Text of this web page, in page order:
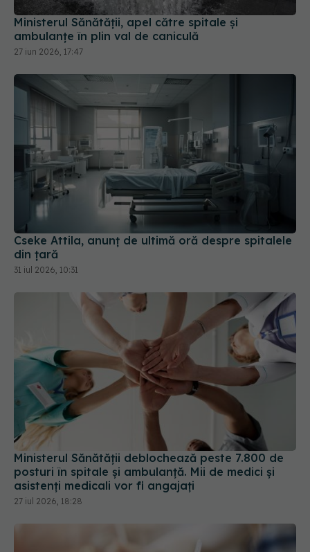
Ministerul Sănătății, apel către spitale și
ambulanțe în plin val de caniculă
27 iun 2026, 17:47
Cseke Attila, anunț de ultimă oră despre spitalele
din țară
31 iul 2026, 10:31
Ministerul Sănătății deblochează peste 7.800 de
posturi în spitale și ambulanță. Mii de medici și
asistenți medicali vor fi angajați
27 iul 2026, 18:28